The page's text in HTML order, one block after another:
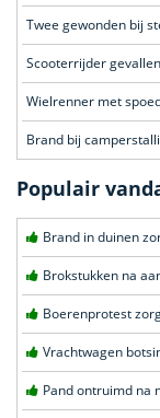
Twee gewonden bij
Scooterrijder
Wielrenner met
Brand bij
Populair
Brokstukken na
Boerenprotest
Vrachtwagen